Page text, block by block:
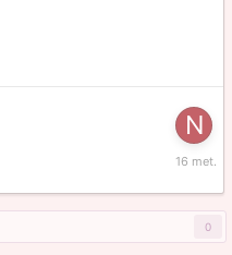
Birželio
2010
0